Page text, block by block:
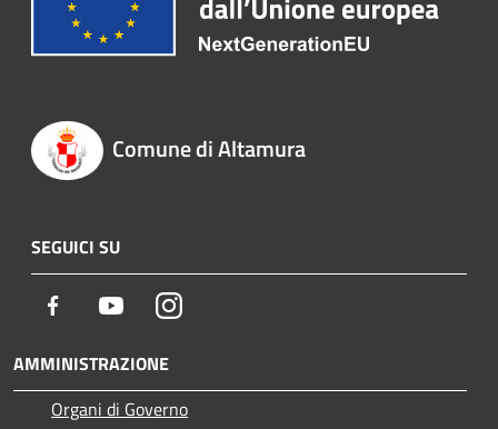
Comune di Altamura
SEGUICI SU
Facebook YoutubeInstagram
AMMINISTRAZIONE
Organi di Governo